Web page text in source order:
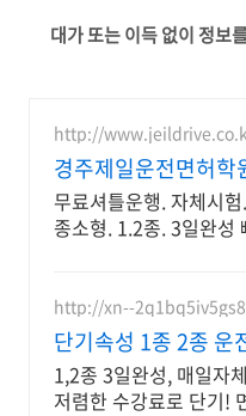
대가 또는 이득 없이 정보
http://
경주제일운전면허학
틀.1종대형.2종소형
무료셔틀운행. 자체시
종소형. 1.2종. 3일완성
http://xn--
단기속성 1종 2종 운
1,2종 3일완성, 매일자
저렴한 수강료로 단기!